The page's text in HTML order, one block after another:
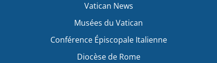
Vatican News
Musées du Vatican
Conférence Épiscopale Italienne
Diocèse de Rome